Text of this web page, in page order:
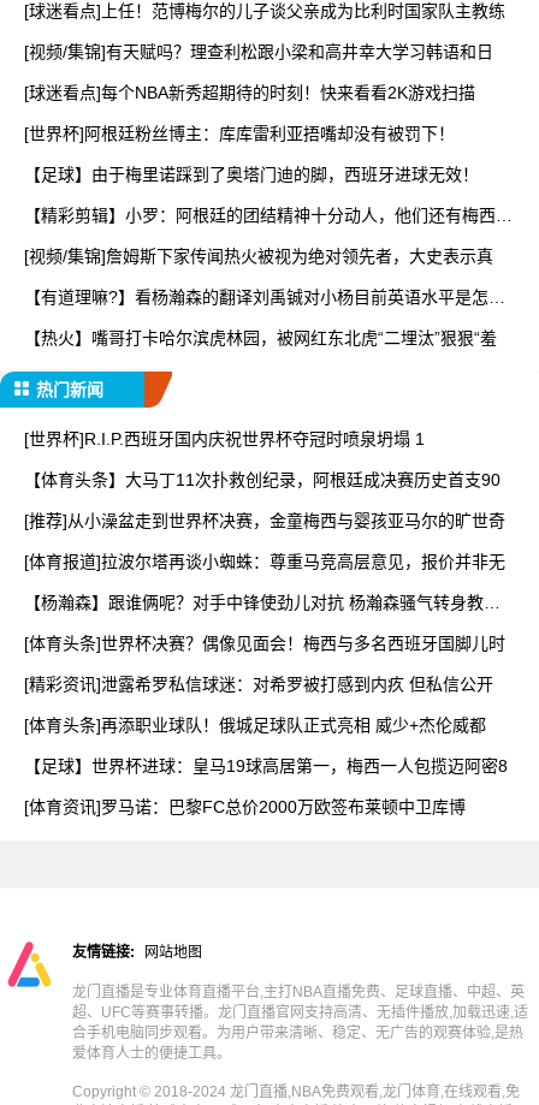
[球迷看点]上任！范博梅尔的儿子谈父亲成为比利时国家队主教练
[视频/集锦]有天赋吗？理查利松跟小梁和高井幸大学习韩语和日
[球迷看点]每个NBA新秀超期待的时刻！快来看看2K游戏扫描
[世界杯]阿根廷粉丝博主：库库雷利亚捂嘴却没有被罚下！
【足球】由于梅里诺踩到了奥塔门迪的脚，西班牙进球无效！
【精彩剪辑】小罗：阿根廷的团结精神十分动人，他们还有梅西一
[视频/集锦]詹姆斯下家传闻热火被视为绝对领先者，大史表示真
【有道理嘛?】看杨瀚森的翻译刘禹铖对小杨目前英语水平是怎样
【热火】嘴哥打卡哈尔滨虎林园，被网红东北虎“二埋汰”狠狠“羞
热门新闻
[世界杯]R.I.P.西班牙国内庆祝世界杯夺冠时喷泉坍塌 1
【体育头条】大马丁11次扑救创纪录，阿根廷成决赛历史首支90
[推荐]从小澡盆走到世界杯决赛，金童梅西与婴孩亚马尔的旷世奇
[体育报道]拉波尔塔再谈小蜘蛛：尊重马竞高层意见，报价并非无
【杨瀚森】跟谁俩呢？对手中锋使劲儿对抗 杨瀚森骚气转身教做
[体育头条]世界杯决赛？偶像见面会！梅西与多名西班牙国脚儿时
[精彩资讯]泄露希罗私信球迷：对希罗被打感到内疚 但私信公开
[体育头条]再添职业球队！俄城足球队正式亮相 威少+杰伦威都
【足球】世界杯进球：皇马19球高居第一，梅西一人包揽迈阿密8
[体育资讯]罗马诺：巴黎FC总价2000万欧签布莱顿中卫库博
友情链接: 网站地图
龙门直播是专业体育直播平台,主打NBA直播免费、足球直播、中超、英
超、UFC等赛事转播。龙门直播官网支持高清、无插件播放,加载迅速,适
合手机电脑同步观看。为用户带来清晰、稳定、无广告的观赛体验,是热
爱体育人士的便捷工具。
Copyright © 2018-2024 龙门直播,NBA免费观看,龙门体育,在线观看,免